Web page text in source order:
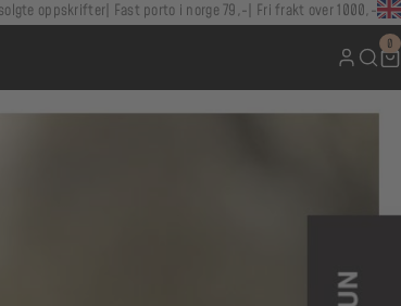
oppskrifter Fast porto i norge 79,- Fri frakt over 1000,-
0